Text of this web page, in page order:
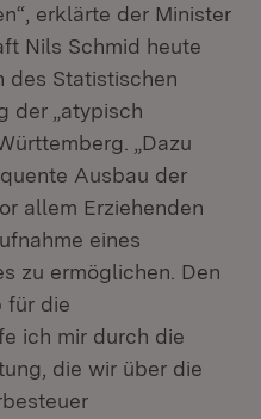
erklärte der Minister
Nils Schmid heute
des Statistischen
der „atypisch
„Dazu
Ausbau der
allem Erziehenden
eines
zu ermöglichen. Den
für die
ich mir durch die
die wir über die